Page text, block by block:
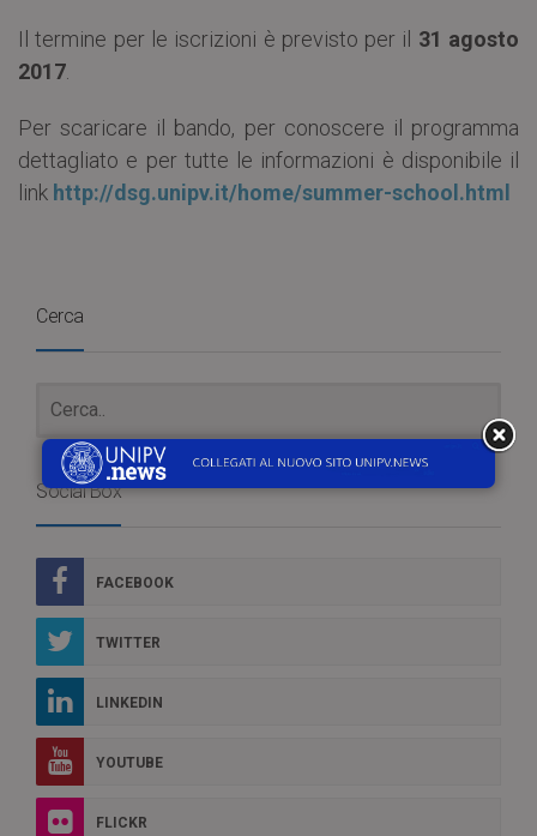
Il termine per le iscrizioni è previsto per il 31 agosto
2017
Per scaricare il bando, per conoscere il programma
dettagliato e per tutte le informazioni è disponibile il
link http://dsg.unipv.it/home/summer-school.html
Cerca
Social Box
FACEBOOK
TWITTER
LINKEDIN
YOUTUBE
FLICKR